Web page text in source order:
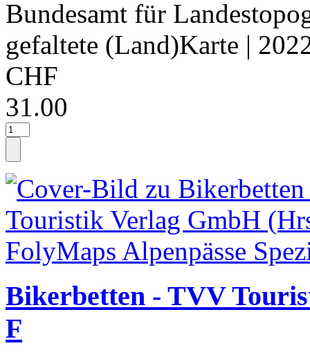
Bundesamt für
gefaltete (Land)Karte |
CHF
31.00
Bikerbetten - TVV
F